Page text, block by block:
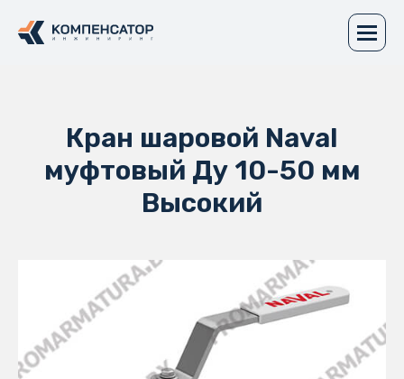
Кран шаровой Naval
муфтовый Ду 10-50 мм
Высокий